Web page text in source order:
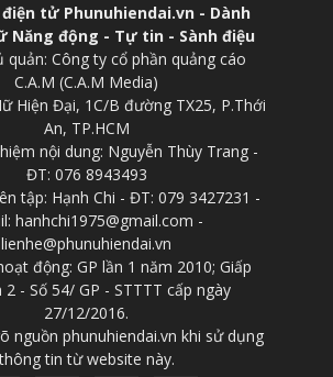
tử Phunuhiendai.vn - Dành
Năng động - Tự tin - Sành điệu
Công ty cổ phần quảng cáo
C.A.M (C.A.M Media)
Hiện Đại, 1C/B đường TX25, P.Thới
An, TP.HCM
nội dung: Nguyễn Thùy Trang -
ĐT: 076 8943493
tập: Hạnh Chi - ĐT: 079 3427231 -
hanhchi1975@gmail.com -
lienhe@phunuhiendai.vn
động: GP lần 1 năm 2010; Giấp
2 - Số 54/ GP - STTTT cấp ngày
27/12/2016.
nguồn phunuhiendai.vn khi sử dụng
tin từ website này.